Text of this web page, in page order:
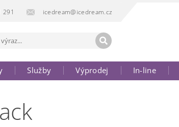
291 icedream@icedream.cz
Služby Výprodej In-line